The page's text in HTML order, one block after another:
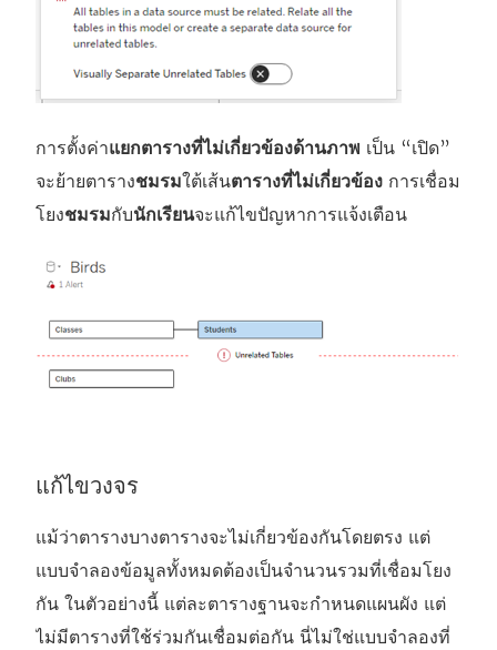
การตั้งค่าแยกตารางที่ไม่เกี่ยวข้องด้านภาพ เป็น “เปิด”
จะย้ายตารางชมรมใต้เส้นตารางที่ไม่เกี่ยวข้อง การเชื่อม
โยงชมรมกับนักเรียนจะแก้ไขปัญหาการแจ้งเตือน
แก้ไขวงจร
แม้ว่าตารางบางตารางจะไม่เกี่ยวข้องกันโดยตรง แต่
แบบจำลองข้อมูลทั้งหมดต้องเป็นจำนวนรวมที่เชื่อมโยง
กัน ในตัวอย่างนี้ แต่ละตารางฐานจะกำหนดแผนผัง แต่
ไม่มีตารางที่ใช้ร่วมกันเชื่อมต่อกัน นี่ไม่ใช่แบบจำลองที่